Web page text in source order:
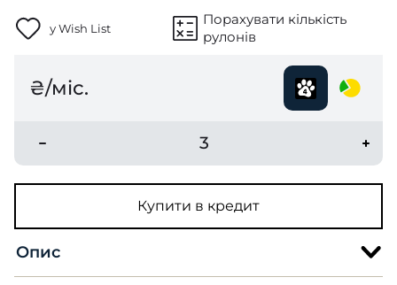
у Wish List
Порахувати кількість
рулонів
₴/міс.
3
Купити в кредит
Опис